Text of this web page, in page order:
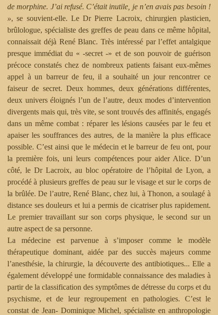
de morphine. J’ai refusé. C’était inutile, je n’en avais pas besoin !
», se souvient-elle. Le Dr Pierre Lacroix, chirurgien plasticien,
brûlologue, spécialiste des greffes de peau dans ce même hôpital,
connaissait déjà René Blanc. Très intéressé par l’effet antalgique
presque immédiat du « ‑secret ‑» et de son pouvoir de guérison
précoce constatés chez de nombreux patients faisant eux-mêmes
appel à un barreur de feu, il a souhaité un jour rencontrer ce
faiseur de secret. Deux hommes, deux générations différentes,
deux univers éloignés l’un de l’autre, deux modes d’intervention
divergents mais qui, très vite, se sont trouvés des affinités, engagés
dans un même combat : réparer les lésions causées par le feu et
apaiser les souffrances des autres, de la manière la plus efficace
possible. C’est ainsi que le médecin et le barreur de feu ont, pour
la première fois, uni leurs compétences pour aider Alice. D’un
côté, le Dr Lacroix, au bloc opératoire de l’hôpital de Lyon, a
procédé à plusieurs greffes de peau sur le visage et sur le corps de
la brûlée. De l’autre, René Blanc, chez lui, à Thonon, a soulagé à
distance ses douleurs et lui a permis de cicatriser plus rapidement.
Le premier travaillant sur son corps physique, le second sur un
autre aspect de sa personne.
La médecine est parvenue à s’imposer comme le modèle
thérapeutique dominant, aidée par des succès majeurs comme
l’anesthésie, la chirurgie, la découverte des antibiotiques... Elle a
également développé une formidable connaissance des maladies à
partir de la classification des symptômes de détresse du corps et du
psychisme, et de leur regroupement en pathologies. C’est le
constat de Jean- Dominique Michel, spécialiste en anthropologie